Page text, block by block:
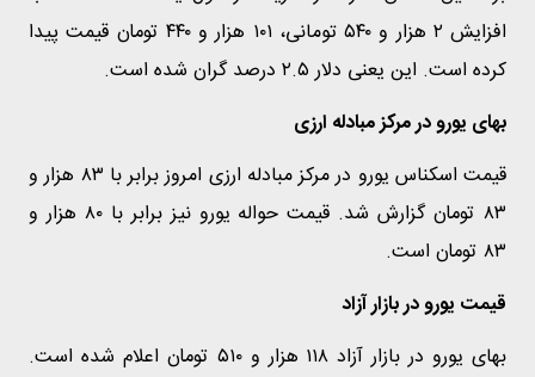
افزایش ۲ هزار و ۵۴۰ تومانی، ۱۰۱ هزار و ۴۴۰ تومان قیمت پیدا
کرده است. این یعنی دلار ۲.۵ درصد گران شده است.
بهای یورو در مرکز مبادله ارزی
قیمت اسکناس یورو در مرکز مبادله ارزی امروز برابر با ۸۳ هزار و
۸۳ تومان گزارش شد. قیمت حواله یورو نیز برابر با ۸۰ هزار و
۸۳ تومان است.
قیمت یورو در بازار آزاد
بهای یورو در بازار آزاد ۱۱۸ هزار و ۵۱۰ تومان اعلام شده است.